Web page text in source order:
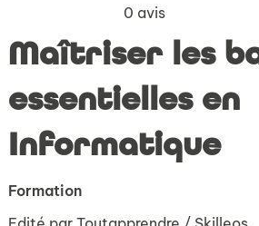
0 avis
Maîtriser les
essentielles en
Informatique
Formation